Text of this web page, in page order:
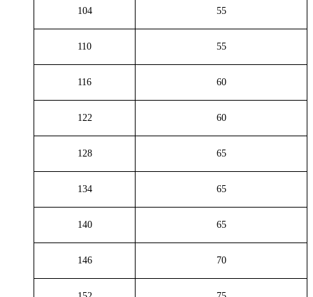
104 55
110 55
116 60
122 60
128 65
134 65
140 65
146 70